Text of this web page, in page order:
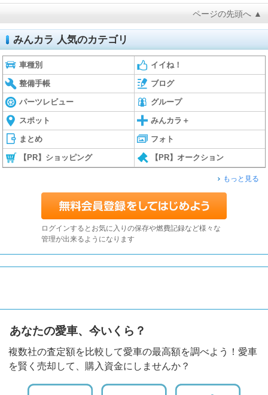
ページの先頭へ ▲
みんカラ 人気のカテゴリ
車種別 イイね！
整備手帳 ブログ
パーツレビュー グループ
スポット みんカラ＋
まとめ フォト
【PR】ショッピング 【PR】オークション
もっと見る
ログインするとお気に入りの保存や燃費記録など様々な
管理が出来るようになります
あなたの愛車、今いくら？
複数社の査定額を比較して愛車の最高額を調べよう！愛車
を賢く売却して、購入資金にしませんか？